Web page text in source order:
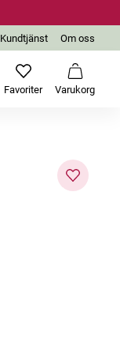
Kundtjänst Om oss
FavoriterInga favoriter
Varukorg